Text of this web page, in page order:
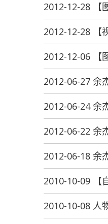
2012-12-28 【
2012-12-28 【
2012-12-06 【
2012-06-27 余
2012-06-24 余
2012-06-22 余
2012-06-18 余
2010-10-09 【
2010-10-08 人